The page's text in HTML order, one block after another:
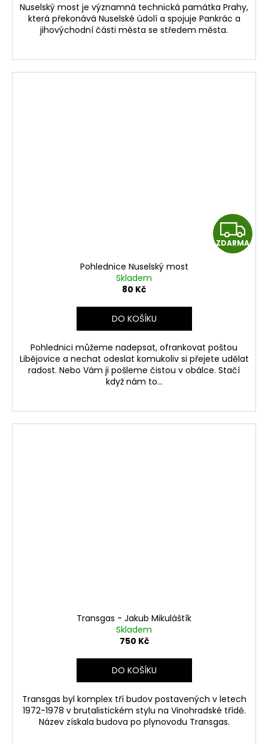
Nuselský most je významná technická památka Prahy,
která překonává Nuselské údolí a spojuje Pankrác a
jihovýchodní části města se středem města.
Z
D
A
ZDARMA
Pohlednice Nuselský most
Skladem
80 Kč
DO KOŠÍKU
Pohlednici můžeme nadepsat, ofrankovat poštou
Libějovice a nechat odeslat komukoliv si přejete udělat
radost. Nebo Vám ji pošleme čistou v obálce. Stačí
když nám to...
Transgas - Jakub Mikuláštík
Skladem
750 Kč
DO KOŠÍKU
Transgas byl komplex tří budov postavených v letech
1972-1978 v brutalistickém stylu na Vinohradské třídě.
Název získala budova po plynovodu Transgas.